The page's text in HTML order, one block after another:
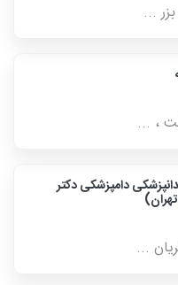
...
، ...
دامپزشکی دکتر
...